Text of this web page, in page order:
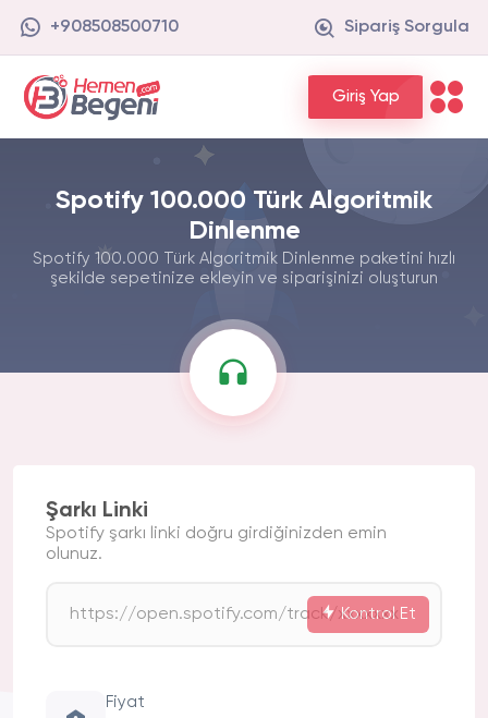
+908508500710 Sipariş Sorgula
Giriş Yap
Spotify 100.000 Türk Algoritmik
Dinlenme
Spotify 100.000 Türk Algoritmik Dinlenme paketini hızlı
şekilde sepetinize ekleyin ve siparişinizi oluşturun
Şarkı Linki
Spotify şarkı linki doğru girdiğinizden emin
olunuz.
Kontrol Et
Fiyat